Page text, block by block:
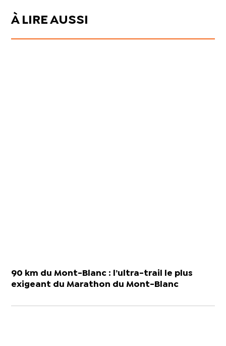
À LIRE AUSSI
90 km du Mont-Blanc : l’ultra-trail le plus
exigeant du Marathon du Mont-Blanc